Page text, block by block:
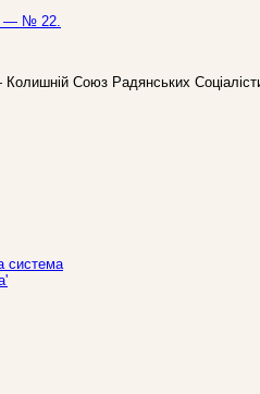
— № 22.
Колишній Союз Радянських
система